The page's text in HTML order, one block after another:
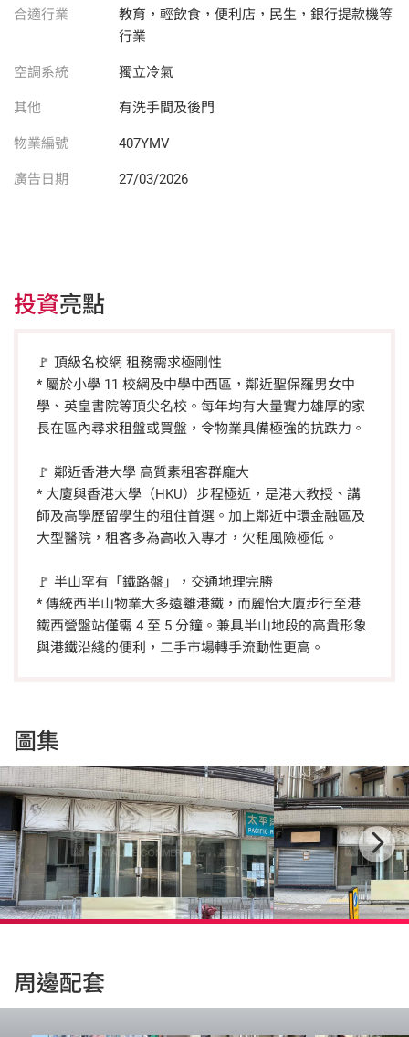
合適行業
教育，輕飲食，便利店，民生，銀行提款機等
行業
空調系統 獨立冷氣
其他 有洗手間及後門
物業編號 407YMV
廣告日期 27/03/2026
投資亮點
🚩 頂級名校網 租務需求極剛性
* 屬於小學 11 校網及中學中西區，鄰近聖保羅男女中
學、英皇書院等頂尖名校。每年均有大量實力雄厚的家
長在區內尋求租盤或買盤，令物業具備極強的抗跌力。
🚩 鄰近香港大學 高質素租客群龐大
* 大廈與香港大學（HKU）步程極近，是港大教授、講
師及高學歷留學生的租住首選。加上鄰近中環金融區及
大型醫院，租客多為高收入專才，欠租風險極低。
🚩 半山罕有「鐵路盤」，交通地理完勝
* 傳統西半山物業大多遠離港鐵，而麗怡大廈步行至港
鐵西營盤站僅需 4 至 5 分鐘。兼具半山地段的高貴形象
與港鐵沿綫的便利，二手市場轉手流動性更高。
圖集
周邊配套